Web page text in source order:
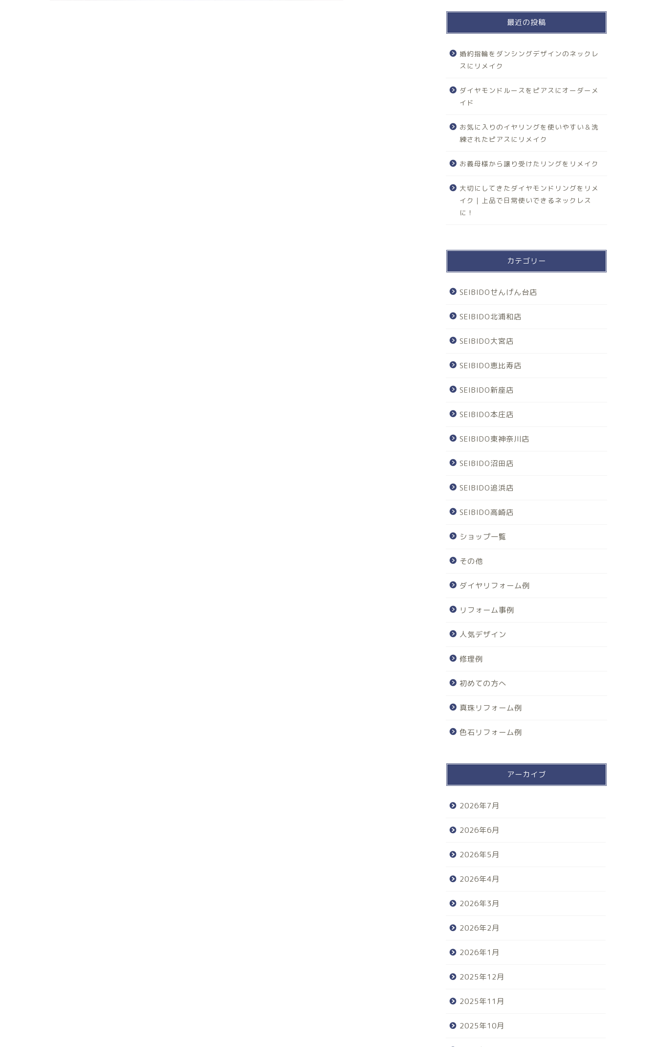
最近の投稿
婚約指輪をダンシングデザインのネックレ
スにリメイク
ダイヤモンドルースをピアスにオーダーメ
イド
お気に入りのイヤリングを使いやすい＆洗
練されたピアスにリメイク
お義母様から譲り受けたリングをリメイク
大切にしてきたダイヤモンドリングをリメ
イク｜上品で日常使いできるネックレス
に！
カテゴリー
SEIBIDOせんげん台店
SEIBIDO北浦和店
SEIBIDO大宮店
SEIBIDO恵比寿店
SEIBIDO新座店
SEIBIDO本庄店
SEIBIDO東神奈川店
SEIBIDO沼田店
SEIBIDO追浜店
SEIBIDO高崎店
ショップ一覧
その他
ダイヤリフォーム例
リフォーム事例
人気デザイン
修理例
初めての方へ
真珠リフォーム例
色石リフォーム例
アーカイブ
2026年7月
2026年6月
2026年5月
2026年4月
2026年3月
2026年2月
2026年1月
2025年12月
2025年11月
2025年10月